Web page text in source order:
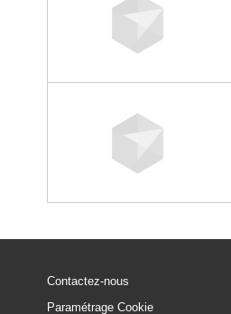
Contactez-nous
Paramétrage Cookie